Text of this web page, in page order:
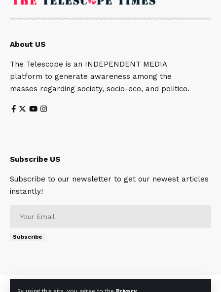
About US
The Telescope is an INDEPENDENT MEDIA
platform to generate awareness among the
masses regarding society, socio-eco, and politico.
Subscribe US
Subscribe to our newsletter to get our newest articles
instantly!
Subscribe
About Contact Us Privacy Policy